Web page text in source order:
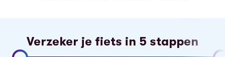
Verzeker je fiets in 5 stappen